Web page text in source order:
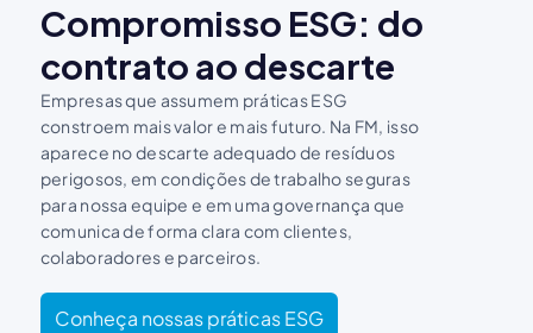
Compromisso ESG: do
contrato ao descarte
Empresas que assumem práticas ESG
constroem mais valor e mais futuro. Na FM, isso
aparece no descarte adequado de resíduos
perigosos, em condições de trabalho seguras
para nossa equipe e em uma governança que
comunica de forma clara com clientes,
colaboradores e parceiros.
Conheça nossas práticas ESG